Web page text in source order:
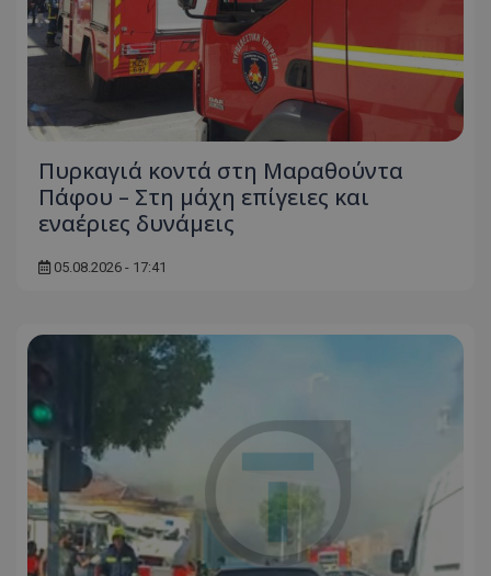
Πυρκαγιά κοντά στη Μαραθούντα
Πάφου – Στη μάχη επίγειες και
εναέριες δυνάμεις
05.08.2026 - 17:41